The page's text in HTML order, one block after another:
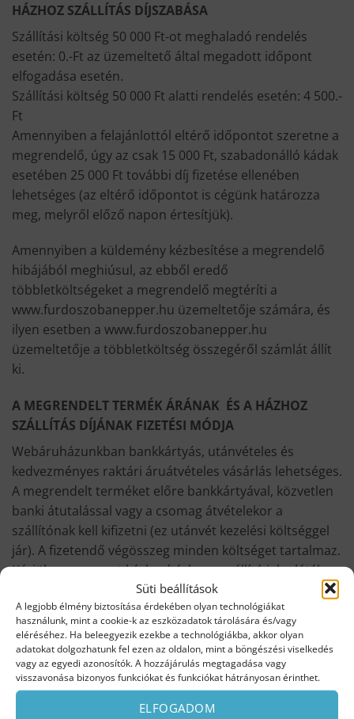
Süti beállítások
A legjobb élmény biztosítása érdekében olyan technológiákat
használunk, mint a cookie-k az eszközadatok tárolására és/vagy
eléréséhez. Ha beleegyezik ezekbe a technológiákba, akkor olyan
adatokat dolgozhatunk fel ezen az oldalon, mint a böngészési viselkedés
vagy az egyedi azonosítók. A hozzájárulás megtagadása vagy
visszavonása bizonyos funkciókat és funkciókat hátrányosan érinthet.
ELFOGADOM
HÁZHOZ SZÁLLÍTÁS DÍJSZABÁSA
Szállítási költség 50 000 Ft-ot meghaladó rendelés
esetén: 0.-Ft az üzemeltető által megadott időpont
elfogadása esetén.
Szállítási költség 50 000 Ft alatti rendelés esetén: 4 500.-
Ft
Amennyiben a felajánlottól eltérő időpontot szeretne a
megrendelő, úgy az csak 15 000 Ft, szabadonálló kádak
esetében 25 000 Ft további díj fizetése ellenében
lehetséges (az eltérő időpontot is cégünk határozza
meg, melyről előző napon értesítjük).
Amennyiben a küldemény kézbesítése a megrendelő
hibájából meghiúsul, az ebből eredő
többletköltségeket a megrendelő megtéríti a
www.furdoszobanepper.hu üzemeltetője számára, és
ilyen esetben a www.furdoszobanepper.hu
üzemeltetője a többletköltség összegéről számlát állít
ki.
A MEGRENDELT TERMÉK ÁRÁNAK ÉS A HÁZHOZ
SZÁLLÍTÁS DÍJÁNAK FIZETÉSI MÓDJA
Webáruházunkban bankkártyás, utánvételes és
kedvezményes raktári áruátvételes vásárlás lehetséges.
A megrendelt terméket előre bankkártyával, közvetlen
banki átutalással vagy a csomag átvételekor a
szállítónak kell kifizetni (ez utánvét kezelési költséggel
jár). A fizetendő végösszeg minden költséget tartalmaz.
Kérjük a csomagot kézbesítéskor a szállító jelenlétében
szíveskedjen átnézni, az árut minőségileg és
mennyiségileg átvenni és esetleges sérülés vagy hiány
esetén kérje jegyzőkönyv felvételét, ekkor a csomag
átvétele nem ajánlott. Utólagos, jegyzőkönyv nélküli
reklamációt nem áll módunkban elfogadni. A számlát
és a garancialevelet a csomag tartalmazza, illetve e-
mailen kerül megküldésre a rendeléskor megadott e-